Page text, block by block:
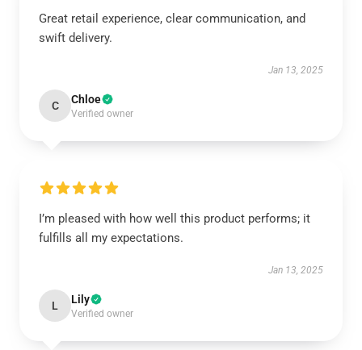
Great retail experience, clear communication, and
swift delivery.
Jan 13, 2025
C Chloe
Verified owner
I’m pleased with how well this product performs; it
fulfills all my expectations.
Jan 13, 2025
L Lily
Verified owner